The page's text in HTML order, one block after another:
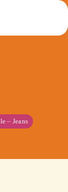
– Jeans